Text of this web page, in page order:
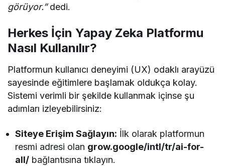
görüyor.”dedi.
Herkes İçin Yapay Zeka Platformu
Nasıl Kullanılır?
Platformun kullanıcı deneyimi (UX) odaklı arayüzü
sayesinde eğitimlere başlamak oldukça kolay.
Sistemi verimli bir şekilde kullanmak içinse şu
adımları izleyebilirsiniz:
Siteye Erişim Sağlayın: İlk olarak platformun
resmi adresi olan grow.google/intl/tr/ai-for-
all/ bağlantısına tıklayın.